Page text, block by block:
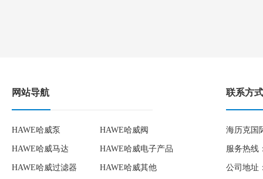
网站导航
HAWE哈威泵 HAWE哈威阀
HAWE哈威马达 HAWE哈威电子产品
HAWE哈威过滤器 HAWE哈威其他
联系方式
海历克国
服务热线
公司地址